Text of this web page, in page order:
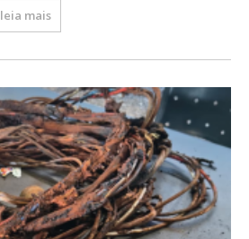
leia mais